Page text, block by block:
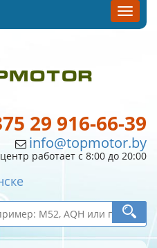
29 916-66-39
info@topmotor.by
работает с 8:00 до 20:00